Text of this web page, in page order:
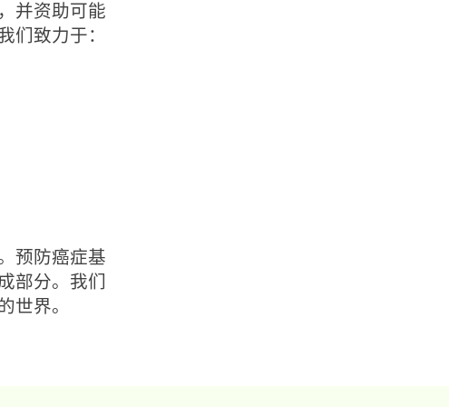
并资助可能
们致力于：
预防癌症基
部分。我们
世界。